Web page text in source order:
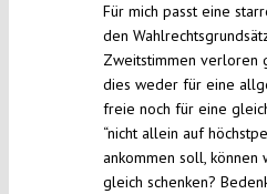
Für mich passt eine
den
Zweitstimmen verloren
dies weder für eine
freie noch für eine
“nicht allein auf
ankommen soll, können
gleich schenken?